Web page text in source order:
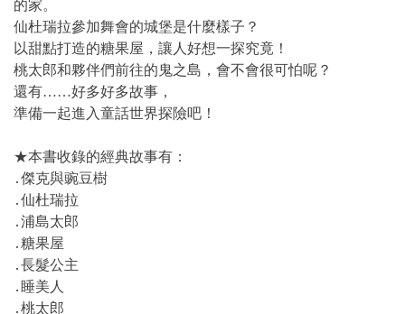
的家。
仙杜瑞拉參加舞會的城堡是什麼樣子？
以甜點打造的糖果屋，讓人好想一探究竟！
桃太郎和夥伴們前往的鬼之島，會不會很可怕呢？
還有……好多好多故事，
準備一起進入童話世界探險吧！
★本書收錄的經典故事有：
․傑克與豌豆樹
․仙杜瑞拉
․浦島太郎
․糖果屋
․長髮公主
․睡美人
․桃太郎